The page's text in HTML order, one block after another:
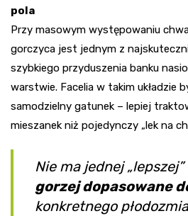
pola
Przy masowym występowaniu
gorczyca jest jednym z
szybkiego przyduszenia banku
warstwie. Facelia w takim układzie
samodzielny gatunek – lepiej
mieszanek niż pojedynczy „lek na
Nie ma jednej
gorzej dopasowane
konkretnego